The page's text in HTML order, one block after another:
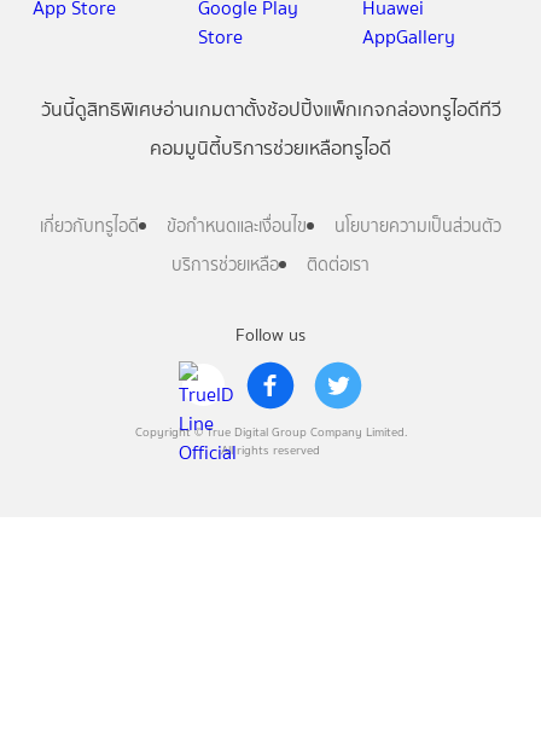
Follow us
Copyright © True Digital Group Company Limited.
All rights reserved
วันนี้ดูสิทธิพิเศษอ่านเกมตาตั้งช้อปปิ้งแพ็กเกจกล่องทรูไอดีทีวี
คอมมูนิตี้บริการช่วยเหลือทรูไอดี
เกี่ยวกับทรูไอดี ข้อกำหนดและเงื่อนไข
นโยบายความเป็นส่วนตัว
บริการช่วยเหลือ
ติดต่อเรา